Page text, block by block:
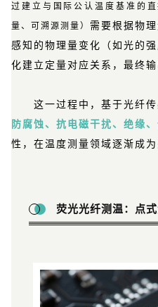
过建立与国际公认温度基准的
量、可溯源测量） 需要根据物
感知的物理量变化（如光的
化建立定量对应关系，最终
这一过程中，基于光纤
防腐蚀、抗电磁干扰、绝缘
性，在温度测量领域逐渐成为
荧光光纤测温：点